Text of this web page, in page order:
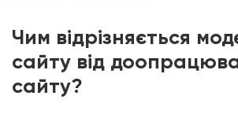
Чим відрізняється
сайту від
сайту?